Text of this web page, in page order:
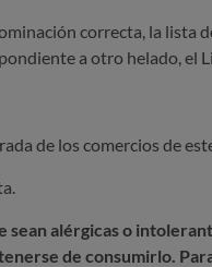
correcta, la lista
a otro helado, el
de los comercios de
sean alérgicas o
de consumirlo.